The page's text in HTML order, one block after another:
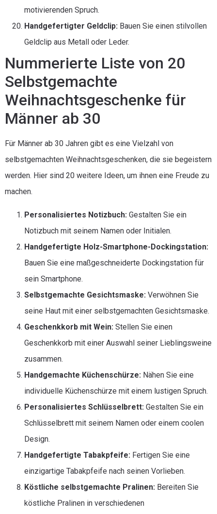
motivierenden Spruch.
Handgefertigter Geldclip: Bauen Sie einen stilvollen
Geldclip aus Metall oder Leder.
Nummerierte Liste von 20
Selbstgemachte
Weihnachtsgeschenke für
Männer ab 30
Für Männer ab 30 Jahren gibt es eine Vielzahl von
selbstgemachten Weihnachtsgeschenken, die sie begeistern
werden. Hier sind 20 weitere Ideen, um ihnen eine Freude zu
machen.
Personalisiertes Notizbuch: Gestalten Sie ein
Notizbuch mit seinem Namen oder Initialen.
Handgefertigte Holz-Smartphone-Dockingstation:
Bauen Sie eine maßgeschneiderte Dockingstation für
sein Smartphone.
Selbstgemachte Gesichtsmaske: Verwöhnen Sie
seine Haut mit einer selbstgemachten Gesichtsmaske.
Geschenkkorb mit Wein: Stellen Sie einen
Geschenkkorb mit einer Auswahl seiner Lieblingsweine
zusammen.
Handgemachte Küchenschürze: Nähen Sie eine
individuelle Küchenschürze mit einem lustigen Spruch.
Personalisiertes Schlüsselbrett: Gestalten Sie ein
Schlüsselbrett mit seinem Namen oder einem coolen
Design.
Handgefertigte Tabakpfeife: Fertigen Sie eine
einzigartige Tabakpfeife nach seinen Vorlieben.
Köstliche selbstgemachte Pralinen: Bereiten Sie
köstliche Pralinen in verschiedenen